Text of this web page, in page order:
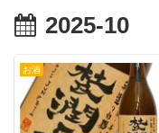
2025-10
お酒